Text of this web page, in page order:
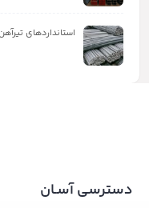
استانداردهای
دسترسی آسـان